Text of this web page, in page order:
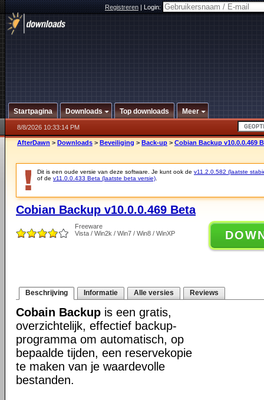
Registreren|Login:
Startpagina Downloads Top downloads Meer
8/8/2026 10:33:14 PM
AfterDawn > Downloads > Beveiliging > Back-up > Cobian Backup v10.0.0.469
Dit is een oude versie van deze software. Je kunt ook de v11.2.0.582 (laatste
of de v11.0.0.433 Beta (laatste beta versie)
Cobian Backup v10.0.0.469 Beta
Freeware
Vista / Win2k / Win7 / Win8 / WinXP
Beschrijving Informatie Alle versies Reviews
Cobain Backup is een gratis,
overzichtelijk, effectief backup-
programma om automatisch, op
bepaalde tijden, een reservekopie
te maken van je waardevolle
bestanden.